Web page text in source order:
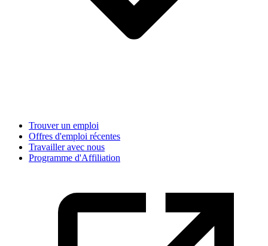
Trouver un emploi
Offres d'emploi récentes
Travailler avec nous
Programme d'Affiliation